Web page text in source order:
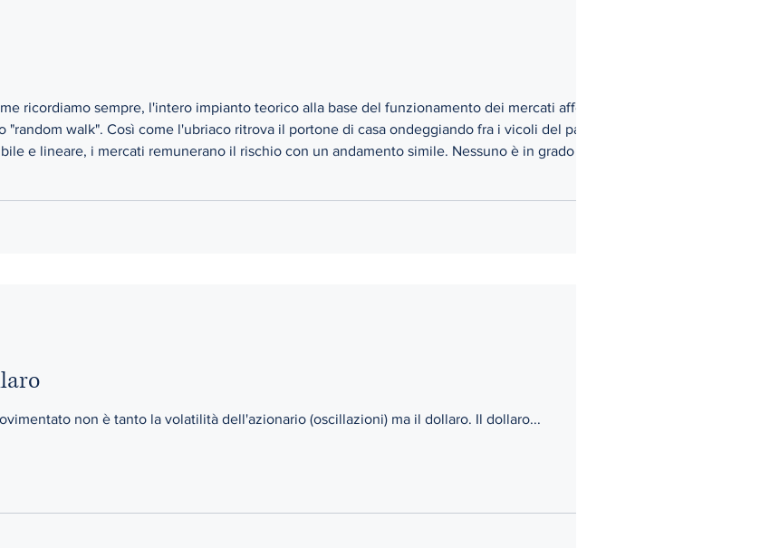
ricordiamo sempre, l'intero impianto teorico alla base del funzionamento dei mercati afferma
walk". Così come l'ubriaco ritrova il portone di casa ondeggiando fra i vicoli del paese
e lineare, i mercati remunerano il rischio con un andamento simile. Nessuno è in grado di
Il tema prevalente di questo 2025 movimentato non è tanto la volatilità dell'azionario (oscillazioni) ma il dollaro. Il dollaro...